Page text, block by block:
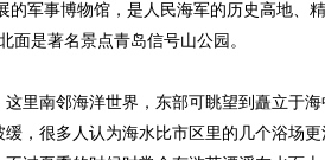
军事博物馆，是人民海军的历史高地、
面是著名景点青岛信号山公园。
里南邻海洋世界，东部可眺望到矗立于
，很多人认为海水比市区里的几个浴场